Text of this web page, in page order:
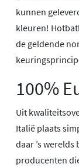
kunnen
kleuren!
de geldende
100%
Uit
Italië plaats
daar ’s
producenten